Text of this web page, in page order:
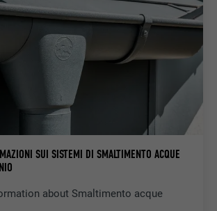
SUI SISTEMI DI SMALTIMENTO ACQUE
about Smaltimento acque
Sessione
Utilizzato da YouTube (Google) per
memorizzare le impostazioni dell’utente e
per altri scopi non dichiarati.
_gcl_au